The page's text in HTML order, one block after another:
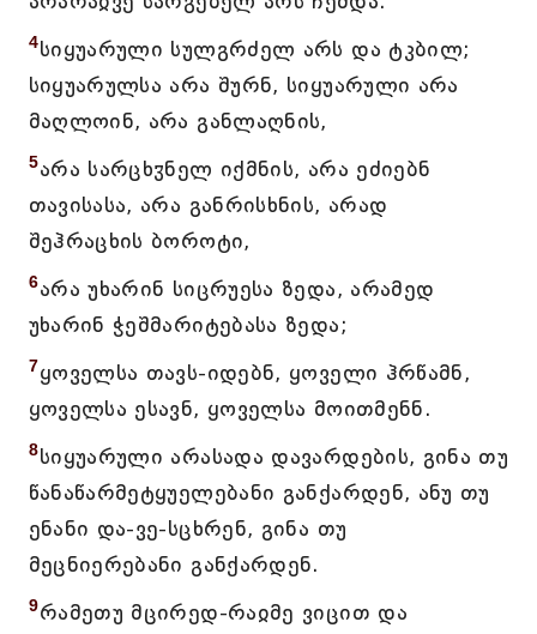
4სიყუარული სულგრძელ არს და ტკბილ;
სიყუარულსა არა შურნ, სიყუარული არა
მაღლოინ, არა განლაღნის,
5არა სარცხჳნელ იქმნის, არა ეძიებნ
თავისასა, არა განრისხნის, არად
შეჰრაცხის ბოროტი,
6არა უხარინ სიცრუესა ზედა, არამედ
უხარინ ჭეშმარიტებასა ზედა;
7ყოველსა თავს-იდებნ, ყოველი ჰრწამნ,
ყოველსა ესავნ, ყოველსა მოითმენნ.
8სიყუარული არასადა დავარდების, გინა თუ
წანაწარმეტყუელებანი განქარდენ, ანუ თუ
ენანი და-ვე-სცხრენ, გინა თუ
მეცნიერებანი განქარდენ.
9რამეთუ მცირედ-რაჲმე ვიცით და